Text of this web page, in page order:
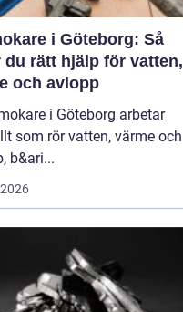
i Göteborg: Så
du rätt hjälp för vatten,
och avlopp
i Göteborg arbetar
som rör vatten, värme och
b&ari...